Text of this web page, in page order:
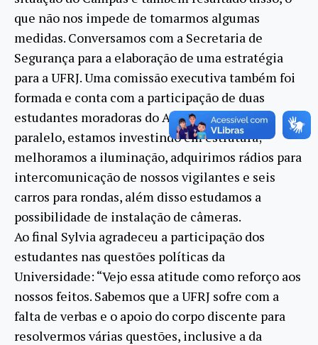
que não nos impede de tomarmos algumas
medidas. Conversamos com a Secretaria de
Segurança para a elaboração de uma estratégia
para a UFRJ. Uma comissão executiva também foi
formada e conta com a participação de duas
estudantes moradoras do Alojamento. Em
paralelo, estamos investindo em estrutura;
melhoramos a iluminação, adquirimos rádios para
intercomunicação de nossos vigilantes e seis
carros para rondas, além disso estudamos a
possibilidade de instalação de câmeras.
Ao final Sylvia agradeceu a participação dos
estudantes nas questões políticas da
Universidade: “Vejo essa atitude como reforço aos
nossos feitos. Sabemos que a UFRJ sofre com a
falta de verbas e o apoio do corpo discente para
resolvermos várias questões, inclusive a da